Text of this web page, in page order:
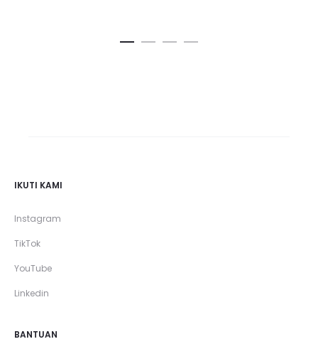
IKUTI KAMI
Instagram
TikTok
YouTube
Linkedin
BANTUAN